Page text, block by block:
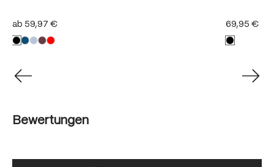
ab 59,97 € 69,95 €
Bewertungen